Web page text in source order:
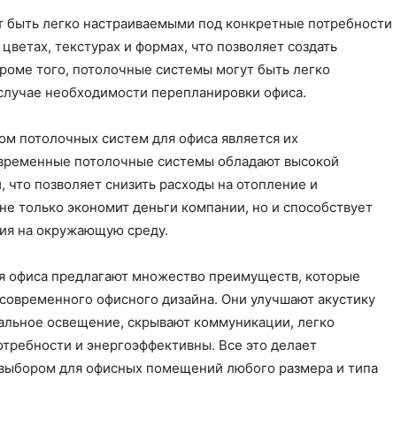
легко настраиваемыми под конкретные потребности
текстурах и формах, что позволяет создать
того, потолочные системы могут быть легко
необходимости перепланировки офиса.
потолочных систем для офиса является их
потолочные системы обладают высокой
позволяет снизить расходы на отопление и
только экономит деньги компании, но и способствует
на окружающую среду.
предлагают множество преимуществ, которые
офисного дизайна. Они улучшают акустику
освещение, скрывают коммуникации, легко
и энергоэффективны. Все это делает
для офисных помещений любого размера и типа